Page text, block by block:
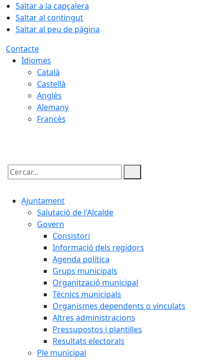
Saltar a la capçalera
Saltar al contingut
Saltar al peu de pàgina
Contacte
Idiomes
Català
Castellà
Anglès
Alemany
Francès
Cercar:
Ajuntament
Salutació de l'Alcalde
Govern
Consistori
Informació dels regidors
Agenda política
Grups municipals
Organització municipal
Tècnics municipals
Organismes dependents o vinculats
Altres administracions
Pressupostos i plantilles
Resultats electorals
Ple municipal